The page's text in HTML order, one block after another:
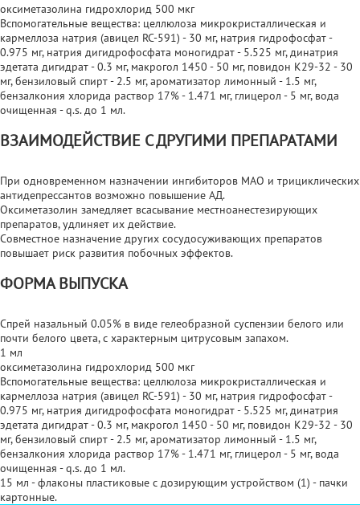
оксиметазолина гидрохлорид 500 мкг
Вспомогательные вещества: целлюлоза микрокристаллическая и
кармеллоза натрия (авицел RC-591) - 30 мг, натрия гидрофосфат -
0.975 мг, натрия дигидрофосфата моногидрат - 5.525 мг, динатрия
эдетата дигидрат - 0.3 мг, макрогол 1450 - 50 мг, повидон К29-32 - 30
мг, бензиловый спирт - 2.5 мг, ароматизатор лимонный - 1.5 мг,
бензалкония хлорида раствор 17% - 1.471 мг, глицерол - 5 мг, вода
очищенная - q.s. до 1 мл.
ВЗАИМОДЕЙСТВИЕ С ДРУГИМИ ПРЕПАРАТАМИ
При одновременном назначении ингибиторов МАО и трициклических
антидепрессантов возможно повышение АД.
Оксиметазолин замедляет всасывание местноанестезирующих
препаратов, удлиняет их действие.
Совместное назначение других сосудосуживающих препаратов
повышает риск развития побочных эффектов.
ФОРМА ВЫПУСКА
Спрей назальный 0.05% в виде гелеобразной суспензии белого или
почти белого цвета, с характерным цитрусовым запахом.
1 мл
оксиметазолина гидрохлорид 500 мкг
Вспомогательные вещества: целлюлоза микрокристаллическая и
кармеллоза натрия (авицел RC-591) - 30 мг, натрия гидрофосфат -
0.975 мг, натрия дигидрофосфата моногидрат - 5.525 мг, динатрия
эдетата дигидрат - 0.3 мг, макрогол 1450 - 50 мг, повидон К29-32 - 30
мг, бензиловый спирт - 2.5 мг, ароматизатор лимонный - 1.5 мг,
бензалкония хлорида раствор 17% - 1.471 мг, глицерол - 5 мг, вода
очищенная - q.s. до 1 мл.
15 мл - флаконы пластиковые с дозирующим устройством (1) - пачки
картонные.